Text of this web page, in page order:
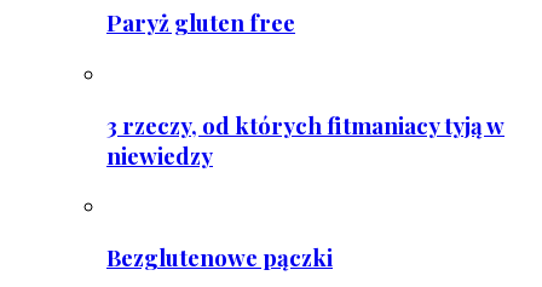
Paryż gluten free
3 rzeczy, od których fitmaniacy tyją w
niewiedzy
Bezglutenowe pączki